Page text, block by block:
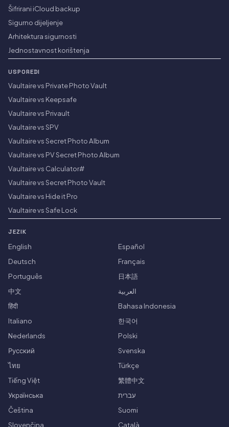
Šifrirani iCloud backup
Sigurno dijeljenje
Arhitektura sigurnosti
Jednostavnost korištenja
USPOREDI
Vaultaire vs Private Photo Vault
Vaultaire vs Keepsafe
Vaultaire vs Privault
Vaultaire vs SPV
Vaultaire vs Secret Photo Album
Vaultaire vs PV Secret Photo Album
Vaultaire vs Calculator#
Vaultaire vs Secret Photo Vault
Vaultaire vs Hide it Pro
Vaultaire vs Safe Lock
JEZIK
English
Español
Deutsch
Français
Português
日本語
中文
العربية
हिंदी
Bahasa Indonesia
Italiano
한국어
Nederlands
Polski
Русский
Svenska
ไทย
Türkçe
Tiếng Việt
繁體中文
Українська
עברית
Čeština
Suomi
Slovenčina
Català